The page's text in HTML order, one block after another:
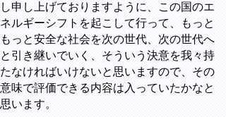
し申し上げておりますように、この国のエ
ネルギーシフトを起こして行って、もっと
もっと安全な社会を次の世代、次の世代へ
と引き継いでいく、そういう決意を我々持
たなければいけないと思いますので、その
意味で評価できる内容は入っていたかなと
思います。